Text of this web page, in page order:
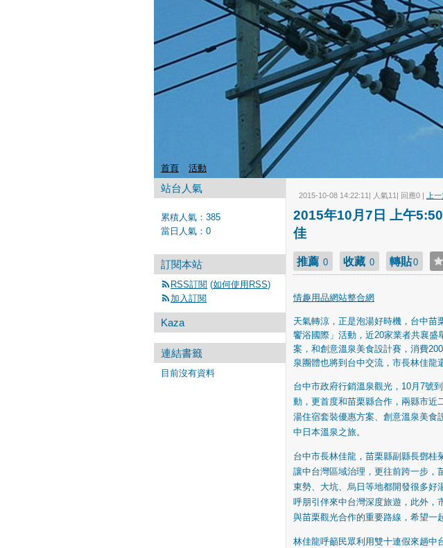
首頁 活動
2015-10-08 14:22:11| 人氣11| 回應0 | 上
2015年10月7日 上午
佳
推薦 0 收藏 0 轉貼0
情趣用品網站整合網
天氣轉涼，正是泡湯好時機，台中苗
饗浴國際」活動，近20家業者共襄
案，和創意溫泉美食設計賽，消費
泉團體也將到台中交流，市長林佳龍
台中市政府行銷溫泉觀光，10月7號
動，更首度和苗栗縣合作，兩縣市近
湯住宿套裝優惠方案、創意溫泉美食
中日本溫泉之旅。
台中市長林佳龍，苗栗縣副縣長鄧桂
讓中台灣區域治理，更往前跨一步，
東勢、大坑、烏日等地都開發很多好
呼朋引伴來中台灣深度旅遊，此外，
與苗栗觀光合作的重要路線，希望一
林佳龍呼籲民眾利用雙十連假來趟中
站台人氣
累積人氣： 385
當日人氣： 0
訂閱本站
RSS訂閱 (如何使用RSS)
加入訂閱
Kaza
連結書籤
目前沒有資料